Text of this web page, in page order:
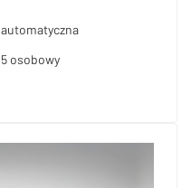
automatyczna
5 osobowy